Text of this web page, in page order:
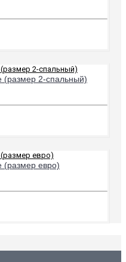
(размер 2-спальный)
(размер евро)